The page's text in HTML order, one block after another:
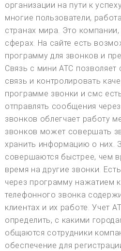
организации на пути к
многие пользователи,
странах мира. Это
сферах. На сайте есть
программу для звонков и
Связь с мини АТС позволяет
связь и контролировать
программе звонки и смс
отправлять сообщения
звонков облегчает работу
звонков может совершать
хранить информацию о них.
совершаются быстрее, чем
время на другие звонки.
через программу нажатием
телефонного звонка
клиентах и их работе. Учет
определить, с какими
общаются сотрудники
обеспечение для